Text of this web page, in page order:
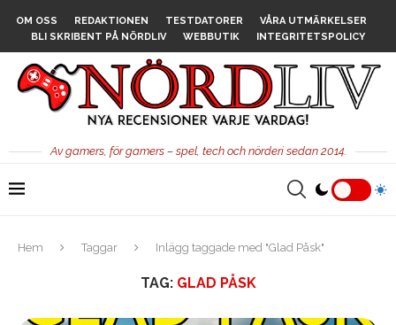
OM OSS REDAKTIONEN TESTDATORER
VÅRA UTMÄRKELSER
BLI SKRIBENT PÅ NÖRDLIV
WEBBUTIK INTEGRITETSPOLICY
Av gamers, för gamers – spel, tech och nörderi sedan 2014.
Hem Taggar Inlägg taggade med "Glad Påsk"
TAG: GLAD PÅSK